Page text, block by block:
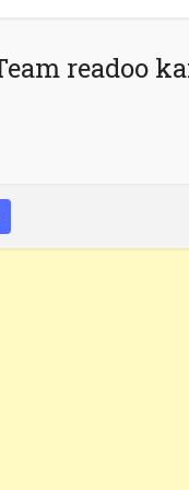
readoo